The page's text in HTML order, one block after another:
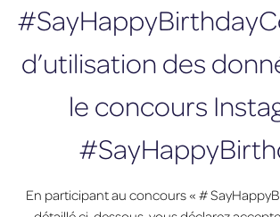
d’utilisation des
le concours
En participant au concours « #